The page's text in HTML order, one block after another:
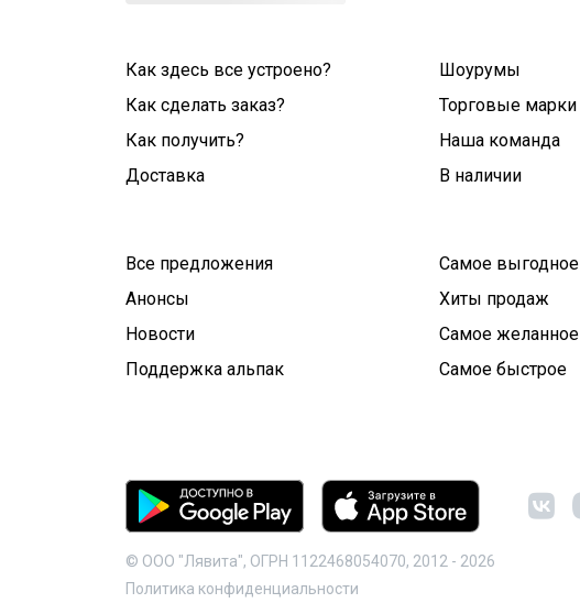
Как здесь все устроено?
Как сделать заказ?
Как получить?
Доставка
Шоурумы
Торговые марки
Наша команда
В наличии
Все предложения
Анонсы
Новости
Поддержка альпак
Самое выгодное
Хиты продаж
Самое желанное
Самое быстрое
© ООО "Лявита", ОГРН 1122468054070, 2012 - 2026
Политика конфиденциальности